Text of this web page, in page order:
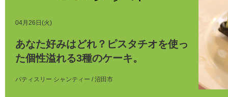
04月26日(火)
あなた好みはどれ？ピスタチオを使っ
た個性溢れる3種のケーキ。
パティスリー シャンティー / 沼田市